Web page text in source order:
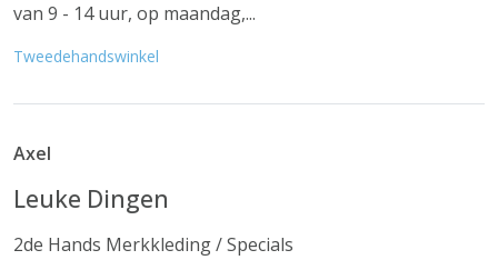
van 9 - 14 uur, op maandag,...
Tweedehandswinkel
Axel
Leuke Dingen
2de Hands Merkkleding / Specials